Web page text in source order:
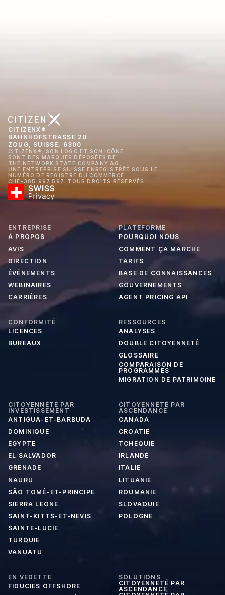
CITIZENX®
BAHNHOFSTRASSE 20
ZOUG, SUISSE, 6300
CITIZENX®, SON LOGO ET SON ICÔNE
SONT DES MARQUES DÉPOSÉES DE
THE NETWORK STATE COMPANY AG,
UNE ENTREPRISE SUISSE ENREGISTRÉE SOUS LE
NUMÉRO DE REGISTRE DU COMMERCE
CHE-385.997.597. TOUS DROITS RÉSERVÉS.
ENTREPRISE
À PROPOS
AVIS
DIRECTION
ÉVÉNEMENTS
WEBINAIRES
CARRIÈRES
PLATEFORME
POURQUOI NOUS
COMMENT ÇA MARCHE
TARIFS
BASE DE CONNAISSANCES
GOUVERNEMENTS
AGENT PRICING API
CONFORMITÉ
LICENCES
BUREAUX
RESSOURCES
ANALYSES
DOUBLE CITOYENNETÉ
GLOSSAIRE
COMPARAISON DE
PROGRAMMES
MIGRATION DE PATRIMOINE
CITOYENNETÉ PAR
INVESTISSEMENT
ANTIGUA-ET-BARBUDA
DOMINIQUE
ÉGYPTE
EL SALVADOR
GRENADE
NAURU
SÃO TOMÉ-ET-PRINCIPE
SIERRA LEONE
SAINT-KITTS-ET-NEVIS
SAINTE-LUCIE
TURQUIE
VANUATU
CITOYENNETÉ PAR
ASCENDANCE
CANADA
CROATIE
TCHÉQUIE
IRLANDE
ITALIE
LITUANIE
ROUMANIE
SLOVAQUIE
POLOGNE
EN VEDETTE
FIDUCIES OFFSHORE
SOLUTIONS
CITOYENNETÉ PAR
ASCENDANCE